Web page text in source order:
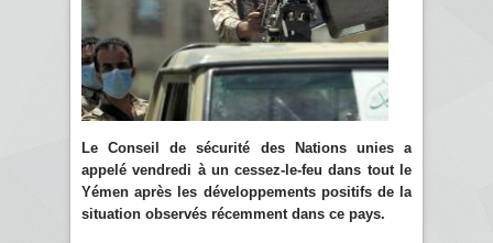
Le Conseil de sécurité des Nations unies a
appelé vendredi à un cessez-le-feu dans tout le
Yémen après les développements positifs de la
situation observés récemment dans ce pays.